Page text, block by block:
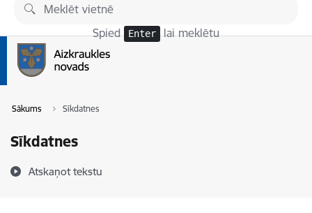
Pāriet uz lapas saturu
Spied Enter lai meklētu
Sākums Sīkdatnes
Sīkdatnes
Atskaņot tekstu